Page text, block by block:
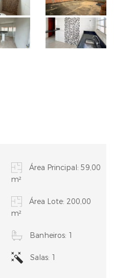
Área Principal: 59,00
m²
Área Lote: 200,00
m²
Banheiros: 1
Salas: 1